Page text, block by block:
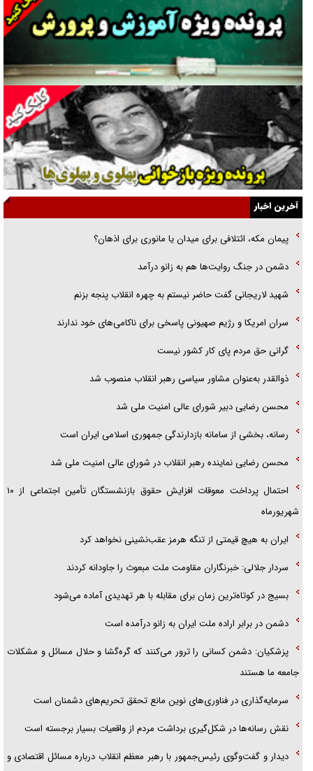
غریزه‌ی بقا و آقای باقی و رفقا
جراحی‌های زیبایی با مدرک فوق‌دیپلم! + گفت‌وگو با متهم
گفت‌وگو با همسر یکی از شهدای جنگ رمضان/ پیکر بی‌سر شهید را از
انگشت‌های پا شناسایی کردیم
نسلی که آنلاین الگو می‌گیرد
گفت‌وگو با آیت‌الله جاودان/ جفای مخالفان مکانت معنوی رهبر شهید را
ارتقا می‌داد
راننده مست به قانون می‌خندد
همه آقای دوربینی شده‌ایم!
قصه ناتمام سرویس مدارس
آیا مقاومت فلسطین خلع‌سلاح می‌شود؟
آخرین اخبار
پیمان مکه، ائتلافی برای میدان یا مانوری برای اذهان؟
دشمن در جنگ روایت‌ها هم به زانو درآمد
شهید لاریجانی گفت حاضر نیستم به چهره انقلاب پنجه بزنم
سران امریکا و رژیم صهیونی پاسخی برای ناکامی‌های خود ندارند
گرانی حق مردم پای کار کشور نیست
ذوالقدر به‌عنوان مشاور سیاسی رهبر انقلاب منصوب شد
محسن رضایی دبیر شورای عالی امنیت ملی شد
رسانه، بخشی از سامانه بازدارندگی جمهوری اسلامی ایران است
محسن رضایی نماینده رهبر انقلاب در شورای عالی امنیت ملی شد
احتمال پرداخت معوقات افزایش حقوق بازنشستگان تأمین اجتماعی از ۱۰
شهریورماه
ایران به هیچ قیمتی از تنگه هرمز عقب‌نشینی نخواهد کرد
سردار جلالی: خبرنگاران مقاومت ملت مبعوث را جاودانه کردند
بسیج در کوتاه‌ترین زمان برای مقابله با هر تهدیدی آماده می‌شود
دشمن در برابر اراده ملت ایران به زانو درآمده است
پزشکیان: دشمن کسانی را ترور می‌کنند که گره‌گشا و حلال مسائل و مشکلات
جامعه ما هستند
سرمایه‌گذاری در فناوری‌های نوین مانع تحقق تحریم‌های دشمنان است
نقش رسانه‌ها در شکل‌گیری برداشت مردم از واقعیات بسیار برجسته است
دیدار و گفت‌وگوی رئیس‌جمهور با رهبر معظم انقلاب درباره مسائل اقتصادی و